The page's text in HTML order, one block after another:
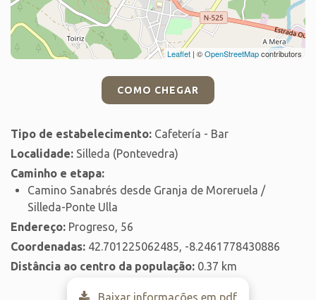
Leaflet | ©OpenStreetMapcontributors
COMO CHEGAR
Tipo de estabelecimento: Cafetería - Bar
Localidade: Silleda (Pontevedra)
Caminho e etapa:
Camino Sanabrés desde Granja de Moreruela /
Silleda-Ponte Ulla
Endereço: Progreso, 56
Coordenadas: 42.701225062485, -8.2461778430886
Distância ao centro da população: 0.37 km
Baixar informações em pdf